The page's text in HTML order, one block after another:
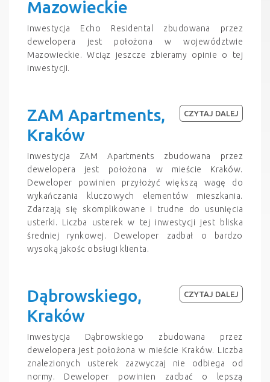
Mazowieckie
Inwestycja Echo Residental zbudowana przez
dewelopera jest położona w województwie
Mazowieckie. Wciąz jeszcze zbieramy opinie o tej
inwestycji.
ZAM Apartments,
Kraków
Inwestycja ZAM Apartments zbudowana przez
dewelopera jest położona w mieście Kraków.
Deweloper powinien przyłożyć większą wagę do
wykańczania kluczowych elementów mieszkania.
Zdarzają się skomplikowane i trudne do usunięcia
usterki. Liczba usterek w tej inwestycji jest bliska
średniej rynkowej. Deweloper zadbał o bardzo
wysoką jakośc obsługi klienta.
CZYTAJ DALEJ
Dąbrowskiego,
Kraków
Inwestycja Dąbrowskiego zbudowana przez
dewelopera jest położona w mieście Kraków. Liczba
znalezionych usterek zazwyczaj nie odbiega od
normy. Deweloper powinien zadbać o lepszą
CZYTAJ DALEJ